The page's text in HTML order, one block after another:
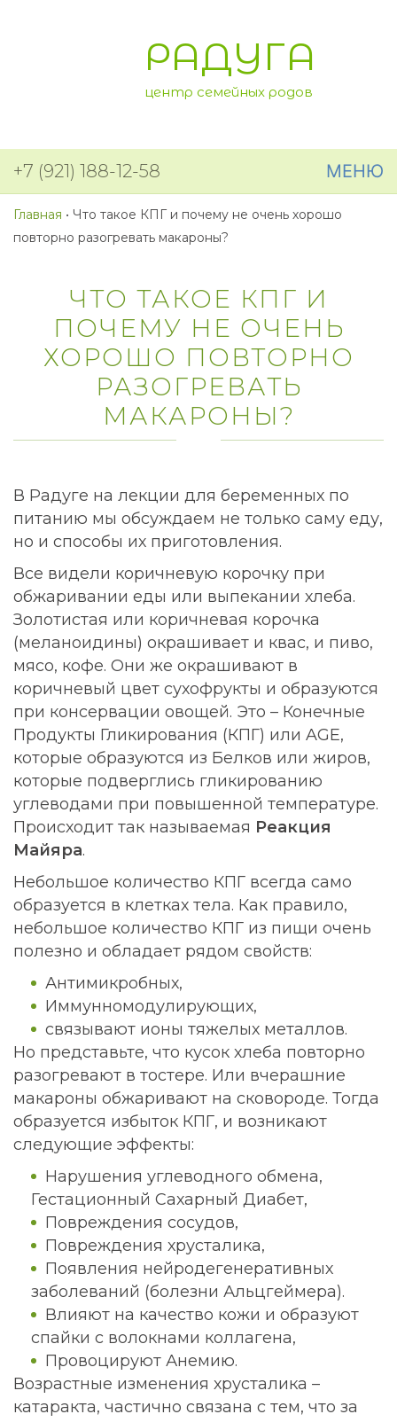
РАДУГА
центр семейных родов
+7 (921) 188-12-58 МЕНЮ
Главная • Что такое КПГ и почему не очень хорошо
повторно разогревать макароны?
ЧТО ТАКОЕ КПГ И
ПОЧЕМУ НЕ ОЧЕНЬ
ХОРОШО ПОВТОРНО
РАЗОГРЕВАТЬ
МАКАРОНЫ?
В Радуге на лекции для беременных по
питанию мы обсуждаем не только саму еду,
но и способы их приготовления.
Все видели коричневую корочку при
обжаривании еды или выпекании хлеба.
Золотистая или коричневая корочка
(меланоидины) окрашивает и квас, и пиво,
мясо, кофе. Они же окрашивают в
коричневый цвет сухофрукты и образуются
при консервации овощей. Это – Конечные
Продукты Гликирования (КПГ) или AGE,
которые образуются из Белков или жиров,
которые подверглись гликированию
углеводами при повышенной температуре.
Происходит так называемая Реакция
Майяра.
Небольшое количество КПГ всегда само
образуется в клетках тела. Как правило,
небольшое количество КПГ из пищи очень
полезно и обладает рядом свойств:
Антимикробных,
Иммунномодулирующих,
связывают ионы тяжелых металлов.
Но представьте, что кусок хлеба повторно
разогревают в тостере. Или вчерашние
макароны обжаривают на сковороде. Тогда
образуется избыток КПГ, и возникают
следующие эффекты:
Нарушения углеводного обмена,
Гестационный Сахарный Диабет,
Повреждения сосудов,
Повреждения хрусталика,
Появления нейродегенеративных
заболеваний (болезни Альцгеймера).
Влияют на качество кожи и образуют
спайки с волокнами коллагена,
Провоцируют Анемию.
Возрастные изменения хрусталика –
катаракта, частично связана с тем, что за